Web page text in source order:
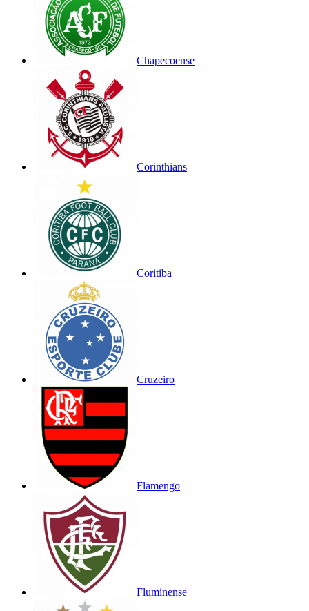
Chapecoense
Corinthians
Coritiba
Cruzeiro
Flamengo
Fluminense